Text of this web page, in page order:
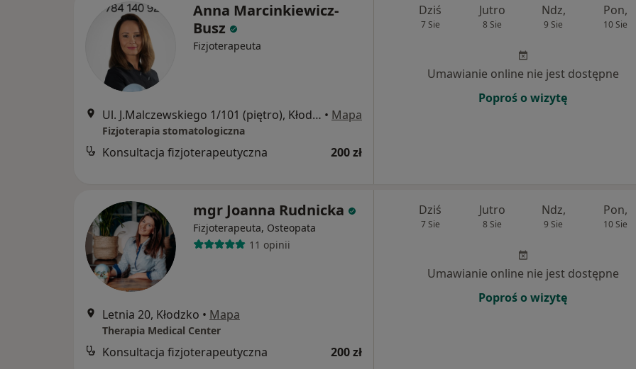
Anna Marcinkiewicz-
Busz
Fizjoterapeuta
Ul. J.Malczewskiego 1/101 (piętro), Kłodzko • Mapa
Fizjoterapia stomatologiczna
Konsultacja fizjoterapeutyczna 200 zł
Dziś
7 Sie
Jutro
8 Sie
Ndz,
9 Sie
Pon,
10 Sie
Umawianie online nie jest dostępne
Poproś o wizytę
mgr Joanna Rudnicka
Fizjoterapeuta, Osteopata
11 opinii
Letnia 20, Kłodzko • Mapa
Therapia Medical Center
Konsultacja fizjoterapeutyczna 200 zł
Dziś
7 Sie
Jutro
8 Sie
Ndz,
9 Sie
Pon,
10 Sie
Umawianie online nie jest dostępne
Poproś o wizytę